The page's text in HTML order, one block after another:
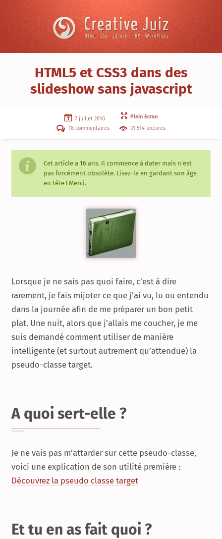
des
javascript
HTML5 et CSS3 dans des
slideshow sans javascript
7 juillet 2010
Plein écran
18 commentaires
31 514 lectures
Cet article a 16 ans. Il commence à dater mais n'est
pas forcément obsolète. Lisez-le en gardant son âge
en tête ! Merci.
Lorsque je ne sais pas quoi faire, c’est à dire
rarement, je fais mijoter ce que j’ai vu, lu ou entendu
dans la journée afin de me préparer un bon petit
plat. Une nuit, alors que j’allais me coucher, je me
suis demandé comment utiliser de manière
intelligente (et surtout autrement qu’attendue) la
pseudo-classe target.
A quoi sert-elle ?
Je ne vais pas m’attarder sur cette pseudo-classe,
voici une explication de son utilité première :
Découvrez la pseudo classe target
Et tu en as fait quoi ?